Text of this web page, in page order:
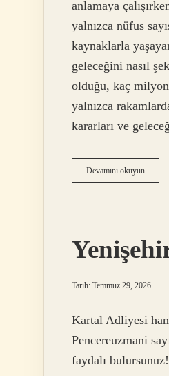
anlamaya
yalnızca nüfus
kaynaklarla
geleceğini nasıl
olduğu, kaç milyon
yalnızca
kararları ve
Devamını okuyunÇankırı
kaç
Tarih: Temmuz 29, 2026
Kartal Adliyesi
Pencereuzmani
faydalı